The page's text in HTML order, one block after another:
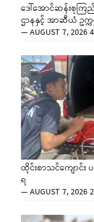
ဒေါ်အောင်ဆန်းစုကြည်
ဌာနနှင့် အာဆီယံ ဥက္က
—AUGUST 7, 2026
ထိုင်းစာသင်ကျောင်း
ရ
—AUGUST 7, 2026